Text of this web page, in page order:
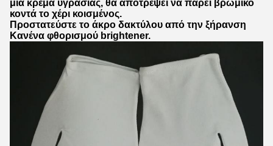
μια κρέμα υγρασίας, θα αποτρέψει να πάρει βρώμικο
κοντά το χέρι κοισμένος.
Προστατεύστε το άκρο δακτύλου από την ξήρανση
Κανένα φθορισμού brightener.